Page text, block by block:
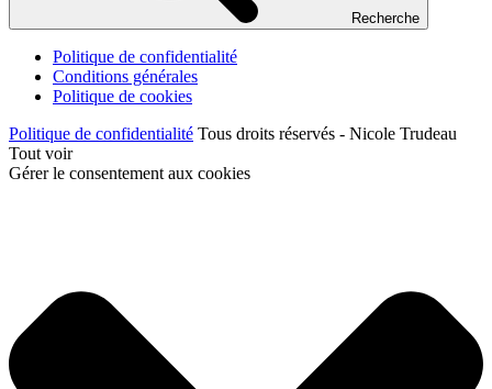
Recherche
Politique de confidentialité
Conditions générales
Politique de cookies
Politique de confidentialité Tous droits réservés - Nicole Trudeau
Tout voir
Gérer le consentement aux cookies